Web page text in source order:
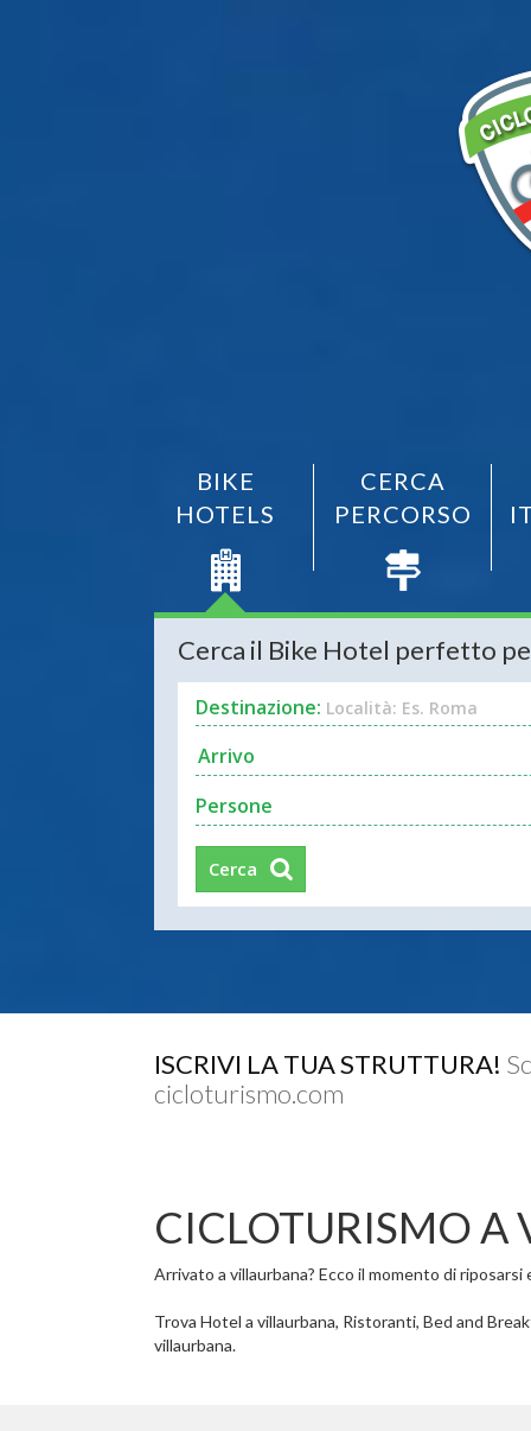
BIKE
HOTELS
CERCA
PERCORSO
Cerca il Bike Hotel perfetto
Destinazione: Località: Es. Roma
Persone
Cerca
ISCRIVI LA TUA STRUTTURA!
cicloturismo.com
CICLOTURISMO A
Arrivato a villaurbana? Ecco il momento di
Trova Hotel a villaurbana, Ristoranti, Bed and
villaurbana.